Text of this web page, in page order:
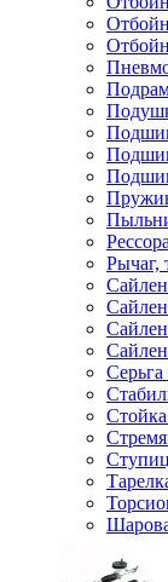
Рессора
Рычаг,
Стойка